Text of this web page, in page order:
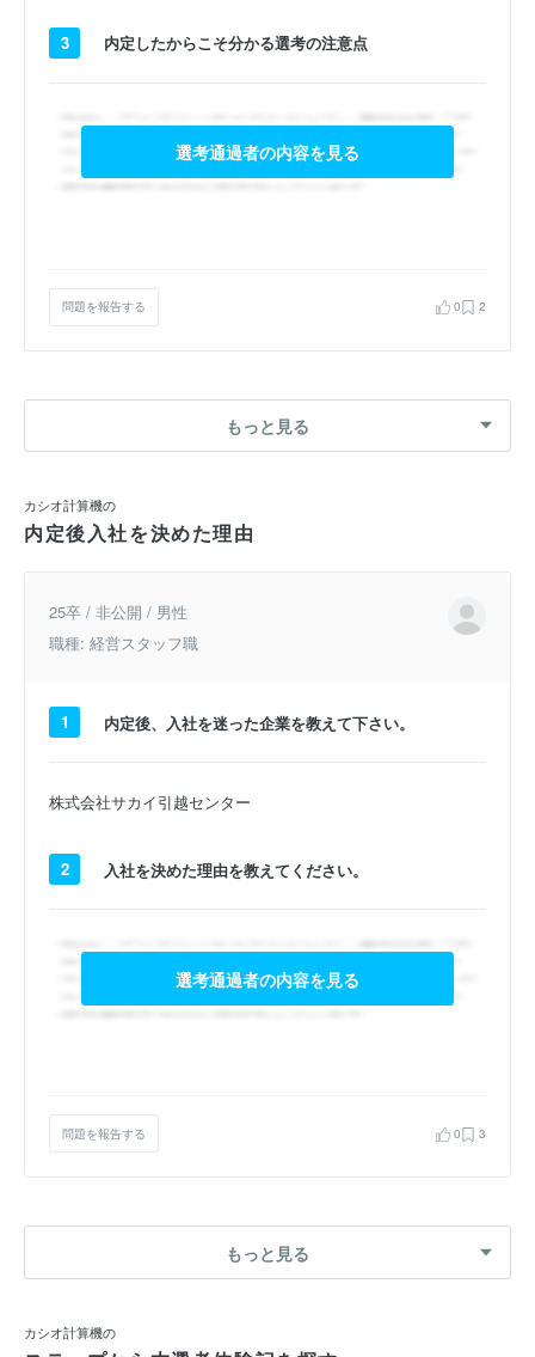
3 内定したからこそ分かる選考の注意点
選考通過者の内容を見る
問題を報告する 0 2
もっと見る
カシオ計算機の
内定後入社を決めた理由
25卒 / 非公開 / 男性
職種: 経営スタッフ職
1 内定後、入社を迷った企業を教えて下さい。
株式会社サカイ引越センター
2 入社を決めた理由を教えてください。
選考通過者の内容を見る
問題を報告する 0 3
もっと見る
カシオ計算機の